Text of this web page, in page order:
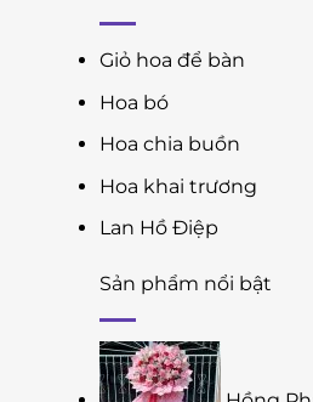
Giỏ hoa để bàn
Hoa bó
Hoa chia buồn
Hoa khai trương
Lan Hồ Điệp
Sản phẩm nổi bật